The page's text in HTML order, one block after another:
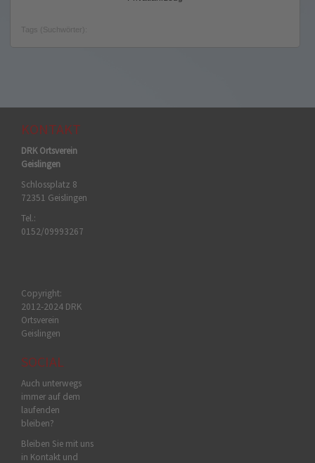
Tags (Suchwörter):
KONTAKT
DRK Ortsverein
Geislingen
Schlossplatz 8
72351 Geislingen
Tel.:
0152/09993267
Copyright:
2012-2024 DRK
Ortsverein
Geislingen
SOCIAL
Auch unterwegs
immer auf dem
laufenden
bleiben?
Bleiben Sie mit uns
in Kontakt und